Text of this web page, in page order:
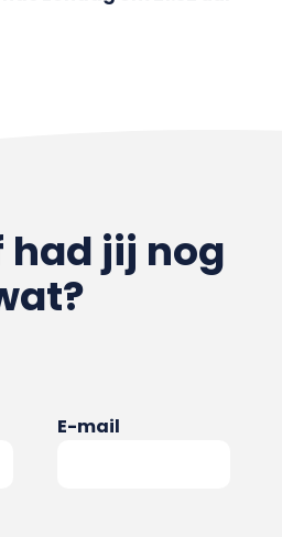
had jij nog
E-mail